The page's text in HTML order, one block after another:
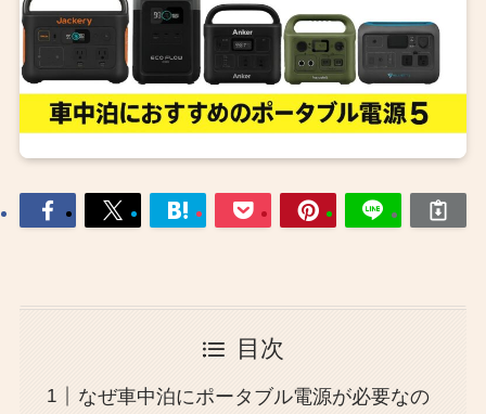
目次
なぜ車中泊にポータブル電源が必要なの